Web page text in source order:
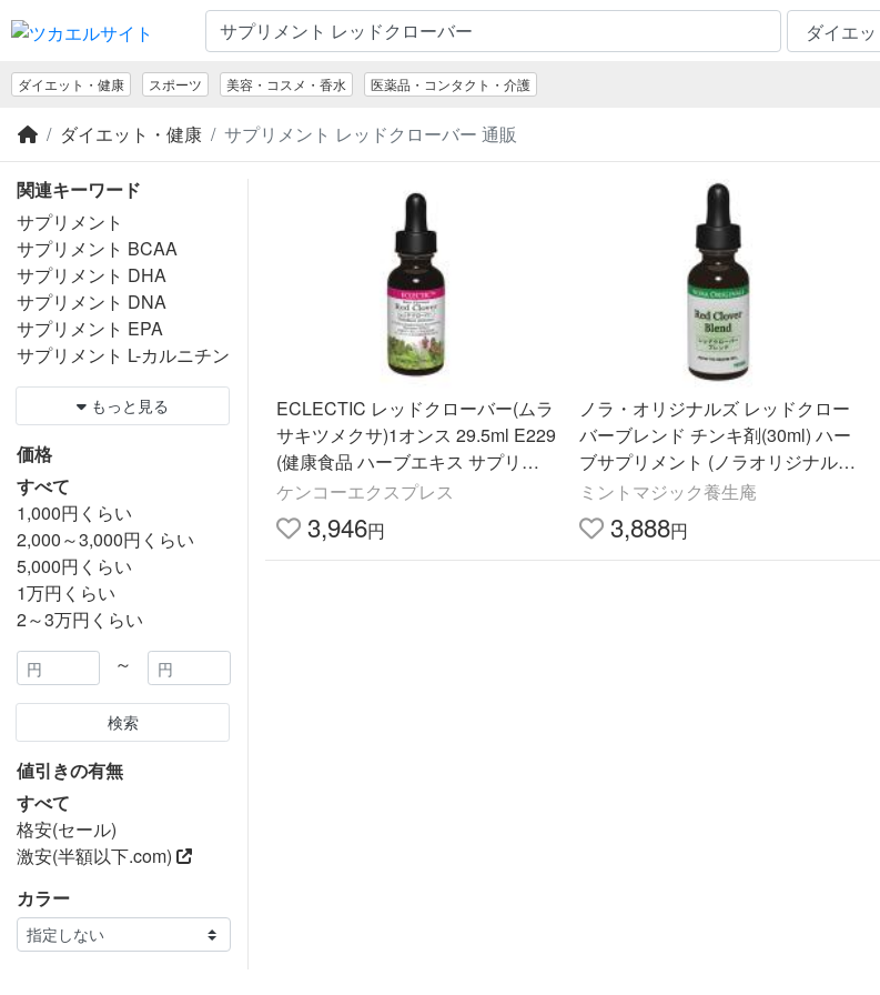
ダイエット・健康 スポーツ 美容・コスメ・香水 医薬品・コンタクト・介護
ダイエット・健康 サプリメント レッドクローバー 通販
関連キーワード
サプリメント
サプリメント BCAA
サプリメント DHA
サプリメント DNA
サプリメント EPA
サプリメント L-カルニチン
もっと見る
価格
すべて
1,000円くらい
2,000～3,000円くらい
5,000円くらい
1万円くらい
2～3万円くらい
～
検索
値引きの有無
すべて
格安(セール)
激安(半額以下.com)
カラー
ECLECTIC レッドクローバー(ムラ
サキツメクサ)1オンス 29.5ml E229
(健康食品 ハーブエキス サプリメ
ント)※お取り寄せ1週間程度かかり
ます
ケンコーエクスプレス
3,946円
ノラ・オリジナルズ レッドクロー
バーブレンド チンキ剤(30ml) ハー
ブサプリメント (ノラオリジナル
ズ) n229
ミントマジック養生庵
3,888円